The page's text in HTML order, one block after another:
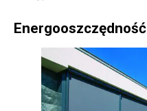
Energooszczędność